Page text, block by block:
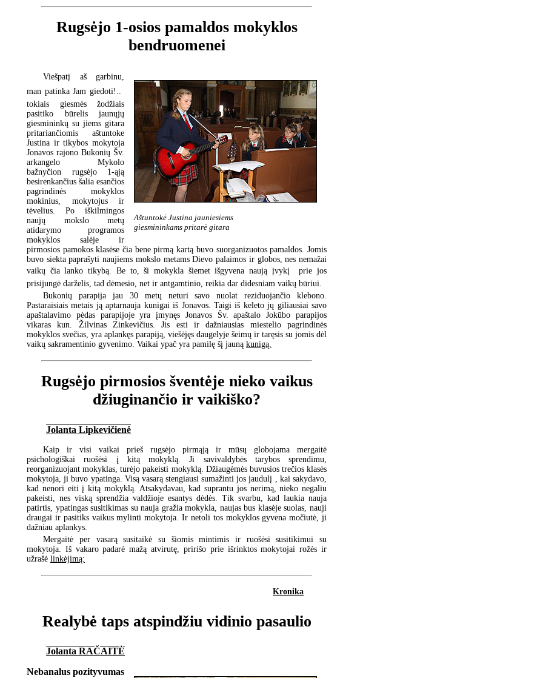
Rugsėjo 1-osios pamaldos mokyklos
bendruomenei
Aštuntokė Justina jauniesiems
giesmininkams pritarė gitara
Viešpatį aš garbinu,
man patinka Jam giedoti!.. 
tokiais giesmės žodžiais
pasitiko būrelis jaunųjų
giesmininkų su jiems gitara
pritariančiomis aštuntoke
Justina ir tikybos mokytoja
Jonavos rajono Bukonių Šv.
arkangelo Mykolo
bažnyčion rugsėjo 1-ąją
besirenkančius šalia esančios
pagrindinės mokyklos
mokinius, mokytojus ir
tėvelius. Po iškilmingos
naujų mokslo metų
atidarymo programos
mokyklos salėje ir
pirmosios pamokos klasėse čia bene pirmą kartą buvo suorganizuotos pamaldos. Jomis
buvo siekta paprašyti naujiems mokslo metams Dievo palaimos ir globos, nes nemažai
vaikų čia lanko tikybą. Be to, ši mokykla šiemet išgyvena naują įvykį  prie jos
prisijungė darželis, tad dėmesio, net ir antgamtinio, reikia dar didesniam vaikų būriui.
Bukonių parapija jau 30 metų neturi savo nuolat reziduojančio klebono.
Pastaraisiais metais ją aptarnauja kunigai iš Jonavos. Taigi iš keleto jų giliausiai savo
apaštalavimo pėdas parapijoje yra įmynęs Jonavos Šv. apaštalo Jokūbo parapijos
vikaras kun. Žilvinas Zinkevičius. Jis esti ir dažniausias miestelio pagrindinės
mokyklos svečias, yra aplankęs parapiją, viešėjęs daugelyje šeimų ir taręsis su jomis dėl
vaikų sakramentinio gyvenimo. Vaikai ypač yra pamilę šį jauną kunigą.
Rugsėjo pirmosios šventėje nieko vaikus
džiuginančio ir vaikiško?
Jolanta Lipkevičienė
Kaip ir visi vaikai prieš rugsėjo pirmąją ir mūsų globojama mergaitė
psichologiškai ruošėsi į kitą mokyklą. Ji savivaldybės tarybos sprendimu,
reorganizuojant mokyklas, turėjo pakeisti mokyklą. Džiaugėmės buvusios trečios klasės
mokytoja, ji buvo ypatinga. Visą vasarą stengiausi sumažinti jos jaudulį , kai sakydavo,
kad nenori eiti į kitą mokyklą. Atsakydavau, kad suprantu jos nerimą, nieko negaliu
pakeisti, nes viską sprendžia valdžioje esantys dėdės. Tik svarbu, kad laukia nauja
patirtis, ypatingas susitikimas su nauja gražia mokykla, naujas bus klasėje suolas, nauji
draugai ir pasitiks vaikus mylinti mokytoja. Ir netoli tos mokyklos gyvena močiutė, ji
dažniau aplankys.
Mergaitė per vasarą susitaikė su šiomis mintimis ir ruošėsi susitikimui su
mokytoja. Iš vakaro padarė mažą atvirutę, pririšo prie išrinktos mokytojai rožės ir
užrašė linkėjimą:
Kronika
Realybė taps atspindžiu vidinio pasaulio
Jolanta RAČAITĖ
Nebanalus pozityvumas